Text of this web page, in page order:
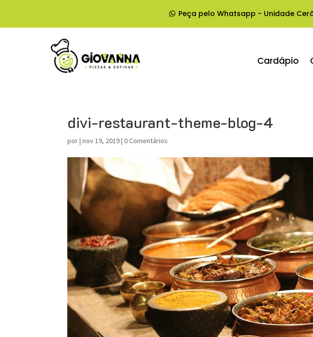
Peça pelo Whatsapp - Unidade
Cardápio
divi-restaurant-theme-blog-4
por|nov 19, 2019|0 Comentários